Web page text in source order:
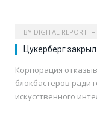
BY DIGITAL REPORT
Цукерберг
Корпорация
блокбастеров ради
искусственного